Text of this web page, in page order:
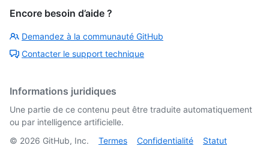
Encore besoin d’aide ?
Demandez à la communauté GitHub
Contacter le support technique
Informations juridiques
Une partie de ce contenu peut être traduite automatiquement
ou par intelligence artificielle.
© 2026 GitHub, Inc. Termes Confidentialité Statut